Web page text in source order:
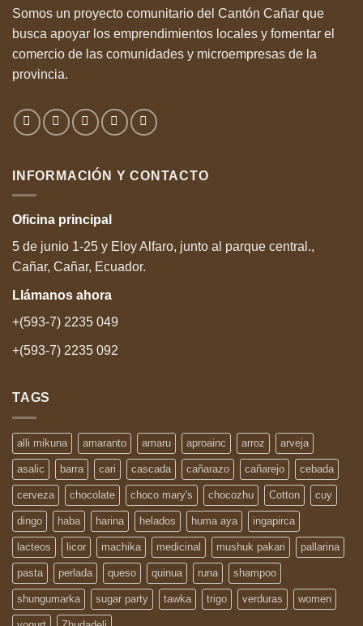
Somos un proyecto comunitario del Cantón Cañar que
busca apoyar los emprendimientos locales y fomentar el
comercio de las comunidades y microempresas de la
provincia.
INFORMACIÓN Y CONTACTO
Oficina principal
5 de junio 1-25 y Eloy Alfaro, junto al parque central.,
Cañar, Cañar, Ecuador.
Llámanos ahora
+(593-7) 2235 049
+(593-7) 2235 092
TAGS
alli mikuna amaranto amaru aproainc arroz arveja
asalic barra cari cascada cañarazo cañarejo cebada
cerveza chocolate choco mary's chocozhu Cotton cuy
dingo haba harina helados huma aya ingapirca
lacteos licor machika medicinal mushuk pakari pallarina
pasta perlada queso quinua runa shampoo
shungumarka sugar party tawka trigo verduras women